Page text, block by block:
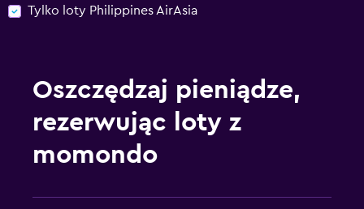
Tylko loty Philippines AirAsia
Oszczędzaj pieniądze,
rezerwując loty z
momondo